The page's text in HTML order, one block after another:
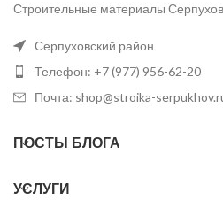
Строительные материалы
Серпуховский район
Телефон: +7 (977) 956-62-20
Почта: shop@stroika-
ПОСТЫ БЛОГА
УСЛУГИ